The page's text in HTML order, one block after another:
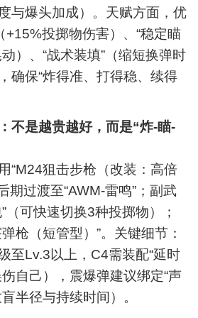
与爆头加成）。天赋方面，优
+15%投掷物伤害）、“稳定瞄
）、“战术装填”（缩短换弹时
确保“炸得准、打得稳、续得
不是越贵越好，而是“炸-瞄-
“M24狙击步枪（改装：高倍
期过渡至“AWM-雷鸣”；副武
（可快速切换3种投掷物）；
枪（短管型）”。关键细节：
至Lv.3以上，C4需装配“延时
自己），震爆弹建议绑定“声
半径与持续时间）。